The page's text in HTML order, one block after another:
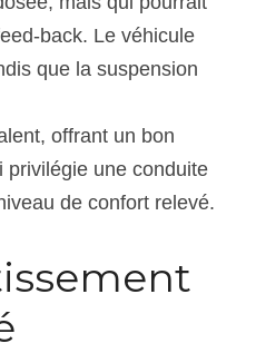
back. Le véhicule
que la suspension
offrant un bon
privilégie une conduite
de confort relevé.